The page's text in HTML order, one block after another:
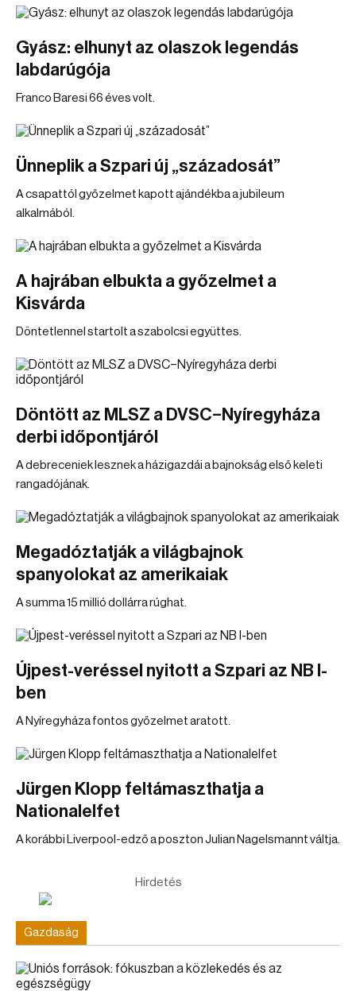
Gyász: elhunyt az olaszok legendás
labdarúgója
Franco Baresi 66 éves volt.
Ünneplik a Szpari új „századosát”
A csapattól győzelmet kapott ajándékba a jubileum
alkalmából.
A hajrában elbukta a győzelmet a
Kisvárda
Döntetlennel startolt a szabolcsi együttes.
Döntött az MLSZ a DVSC–Nyíregyháza
derbi időpontjáról
A debreceniek lesznek a házigazdái a bajnokság első keleti
rangadójának.
Megadóztatják a világbajnok
spanyolokat az amerikaiak
A summa 15 millió dollárra rúghat.
Újpest-veréssel nyitott a Szpari az NB I-
ben
A Nyíregyháza fontos győzelmet aratott.
Jürgen Klopp feltámaszthatja a
Nationalelfet
A korábbi Liverpool-edző a poszton Julian Nagelsmannt váltja.
Hirdetés
Gazdaság